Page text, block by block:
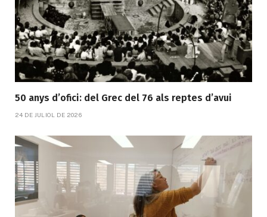
50 anys d’ofici: del Grec del 76 als reptes d’avui
24 DE JULIOL DE 2026